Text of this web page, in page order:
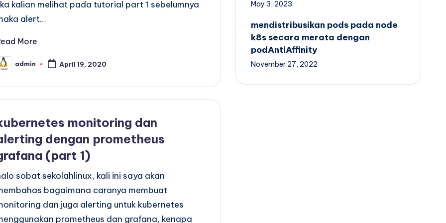
kalian melihat pada tutorial part 1 sebelumnya
alert…
More
admin April 19, 2020
monitoring dan
dengan prometheus
(part 1)
sobat sekolahlinux, kali ini saya akan
bagaimana caranya membuat
dan juga alerting untuk kubernetes
prometheus dan grafana, kenapa
May 3, 2023
mendistribusikan pods pada node
k8s secara merata dengan
podAntiAffinity
November 27, 2022